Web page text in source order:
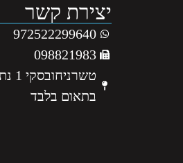
יצירת קשר
972522299640
098821983
בתאום בלבד